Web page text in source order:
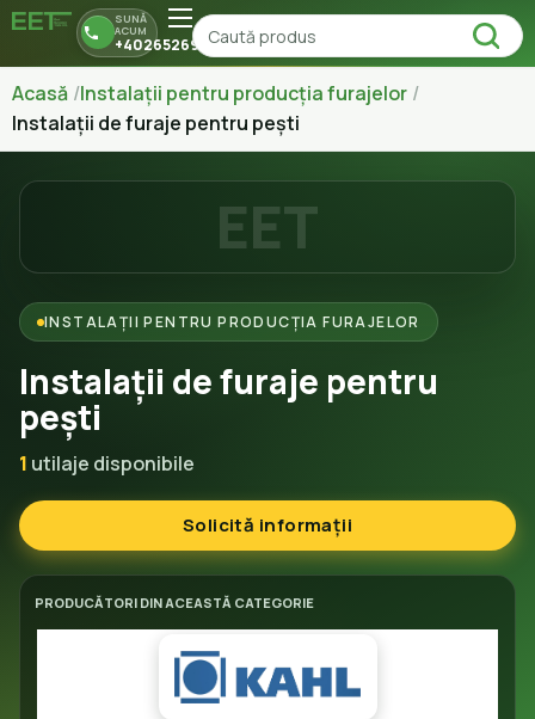
SUNĂ
ACUM
+40265269150
Acasă Instalații pentru producția furajelor
Instalații de furaje pentru pești
INSTALAȚII PENTRU PRODUCȚIA FURAJELOR
Instalații de furaje pentru
pești
1 utilaje disponibile
Solicită informații
EET
PRODUCĂTORI DIN ACEASTĂ CATEGORIE